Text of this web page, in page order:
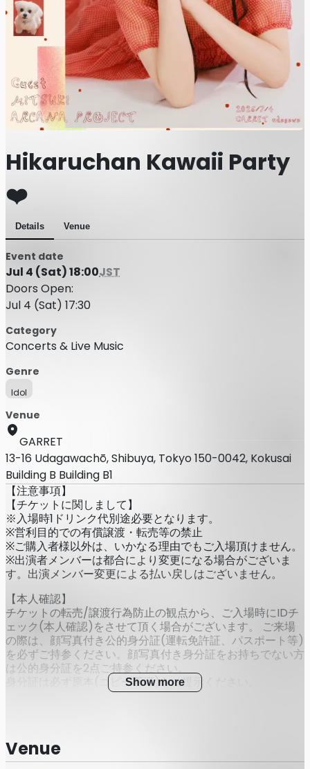
Hikaruchan Kawaii Party
❤️
Details Venue
Event date
Jul 4 (Sat) 18:00JST
Doors Open:
Jul 4 (Sat) 17:30
Category
Concerts & Live Music
Genre
Idol
Venue
GARRET
13-16 Udagawachō, Shibuya, Tokyo 150-0042, Kokusai
Building B Building B1
【注意事項】
【チケットに関しまして】
※入場時1ドリンク代別途必要となります。
※営利目的での有償譲渡・転売等の禁止
※ご購入者様以外は、いかなる理由でもご入場頂けません。
※出演者メンバーは都合により変更になる場合がございま
す。出演メンバー変更による払い戻しはございません。
【本人確認】
チケットの転売/譲渡行為防止の観点から、ご入場時にIDチ
ェック(本人確認)をさせて頂く場合がございます。 ご来場
の際は、顔写真付き公的身分証(運転免許証、パスポート等)
を必ずご持参ください。顔写真付き身分証をお持ちでない方
は公的身分証を2点ご持参ください。
身分証は必ず原本(コピー不可)をご提示ください。
・パスポート
Show more
Venue